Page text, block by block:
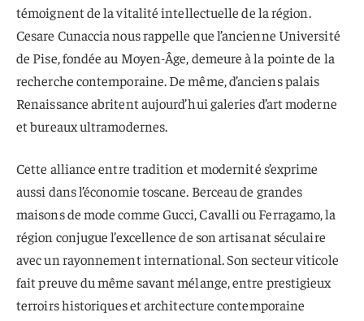
témoignent de la vitalité intellectuelle de la région.
Cesare Cunaccia nous rappelle que l’ancienne Université
de Pise, fondée au Moyen-Âge, demeure à la pointe de la
recherche contemporaine. De même, d’anciens palais
Renaissance abritent aujourd’hui galeries d’art moderne
et bureaux ultramodernes.
Cette alliance entre tradition et modernité s’exprime
aussi dans l’économie toscane. Berceau de grandes
maisons de mode comme Gucci, Cavalli ou Ferragamo, la
région conjugue l’excellence de son artisanat séculaire
avec un rayonnement international. Son secteur viticole
fait preuve du même savant mélange, entre prestigieux
terroirs historiques et architecture contemporaine